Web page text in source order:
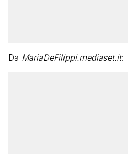
Da MariaDeFilippi.mediaset.it: